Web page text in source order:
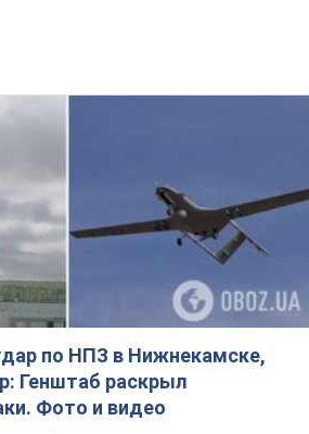
по НПЗ в Нижнекамске,
Генштаб раскрыл
Фото и видео